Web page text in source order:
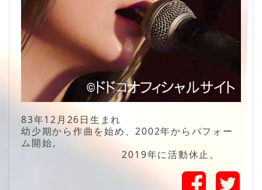
83年12月26日生まれ
幼少期から作曲を始め、2002年からパフォー
ム開始。
2019年に活動休止。